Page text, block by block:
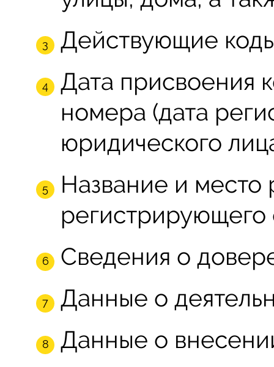
Действующие
Дата присвоения
номера (дата
юридического
Название и место
регистрирующего
Сведения о
Данные о
Данные о